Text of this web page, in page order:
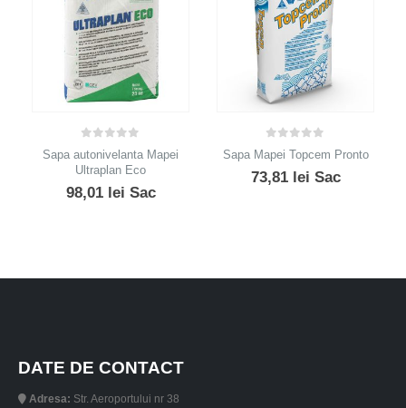
Sapa autonivelanta Mapei
Ultraplan Eco
98,01 lei Sac
Sapa Mapei Topcem Pronto
73,81 lei Sac
DATE DE CONTACT
Adresa: Str. Aeroportului nr 38